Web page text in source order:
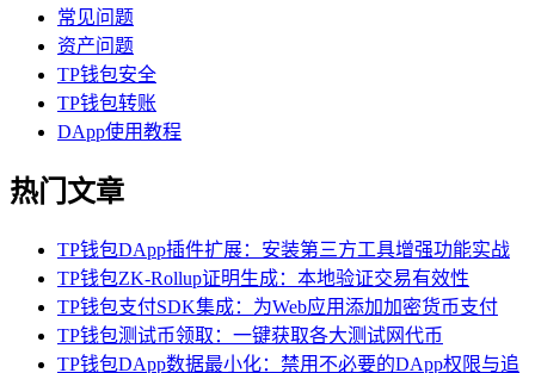
常见问题
资产问题
TP钱包安全
TP钱包转账
DApp使用教程
热门文章
TP钱包DApp插件扩展：安装第三方工具增强功能实战
TP钱包ZK-Rollup证明生成：本地验证交易有效性
TP钱包支付SDK集成：为Web应用添加加密货币支付
TP钱包测试币领取：一键获取各大测试网代币
TP钱包DApp数据最小化：禁用不必要的DApp权限与追